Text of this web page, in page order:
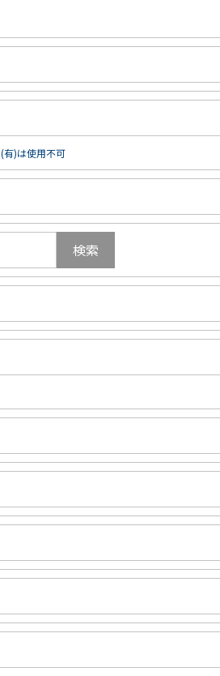
)は使用不可
検索